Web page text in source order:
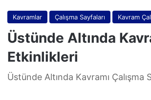
Kavramlar Çalışma Sayfaları Kavram
Üstünde Altında
Etkinlikleri
Üstünde Altında Kavramı Çalışma